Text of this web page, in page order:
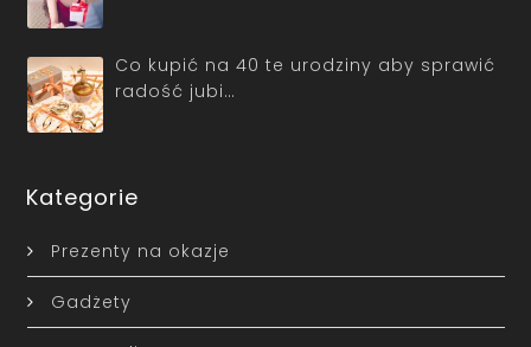
Co kupić na 40 te urodziny aby sprawić
radość jubi…
Kategorie
Prezenty na okazje
Gadżety